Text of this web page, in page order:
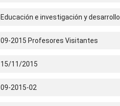
Educación e investigación y desarrollo
09-2015 Profesores Visitantes
15/11/2015
09-2015-02